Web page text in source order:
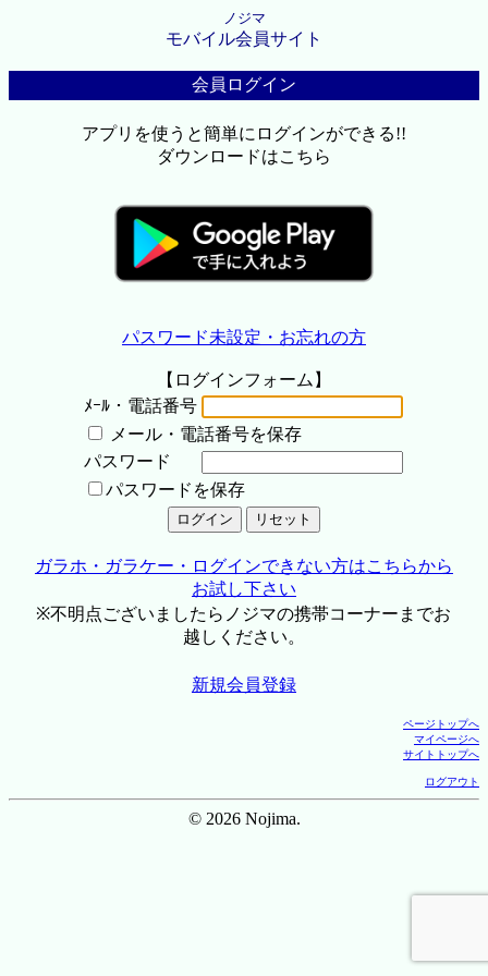
ノジマ
モバイル会員サイト
会員ログイン
アプリを使うと簡単にログインができる!!
ダウンロードはこちら
パスワード未設定・お忘れの方
【ログインフォーム】
ﾒｰﾙ・電話番号
メール・電話番号を保存
パスワード
パスワードを保存
ガラホ・ガラケー・ログインできない方はこちらから
お試し下さい
※不明点ございましたらノジマの携帯コーナーまでお
越しください。
新規会員登録
ページトップへ
マイページへ
サイトトップへ
ログアウト
© 2026 Nojima.